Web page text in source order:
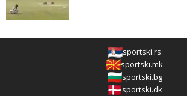
sportski.rs
sportski.mk
sportski.bg
sportski.dk